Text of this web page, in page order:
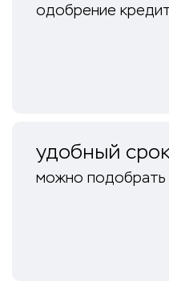
одобрение
удобный
можно подобрать